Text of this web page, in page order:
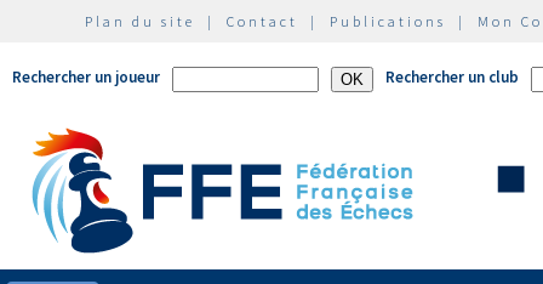
Plan du site | Contact | Publications | Mon
Rechercher un joueur Rechercher un club